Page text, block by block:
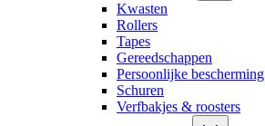
Kwasten
Rollers
Tapes
Gereedschappen
Persoonlijke bescherming
Schuren
Verfbakjes & roosters